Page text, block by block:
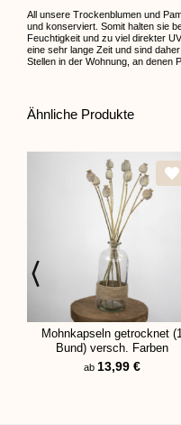
All unsere Trockenblumen und
und konserviert. Somit halten sie
Feuchtigkeit und zu viel direkter
eine sehr lange Zeit und sind
Stellen in der Wohnung, an denen
Ähnliche Produkte
Mohnkapseln getrocknet (1
Bund) versch. Farben
ab 13,99 €